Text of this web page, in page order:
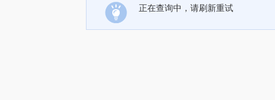
正在查询中，请刷新重试